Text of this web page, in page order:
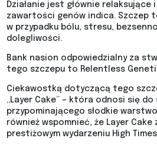
Działanie jest głównie relaksujące
zawartości genów indica. Szczep
w przypadku bólu, stresu,
dolegliwości.
Bank nasion odpowiedzialny za
tego szczepu to Relentless
Ciekawostką dotyczącą tego
„Layer Cake” – która odnosi się do
przypominającego słodkie
również wspomnieć, że Layer Cake
prestiżowym wydarzeniu High